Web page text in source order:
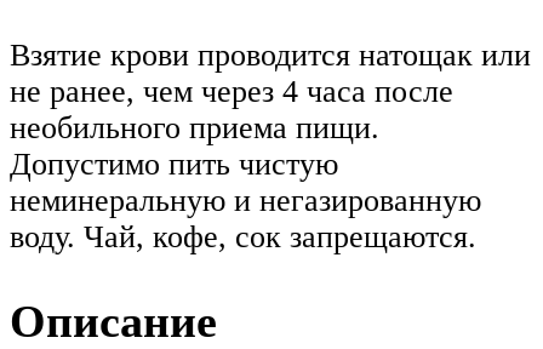
Взятие крови проводится натощак или
не ранее, чем через 4 часа после
необильного приема пищи.
Допустимо пить чистую
неминеральную и негазированную
воду. Чай, кофе, сок запрещаются.
Описание